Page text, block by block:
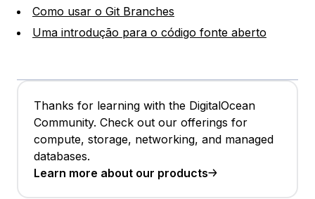
Como usar o Git Branches
Uma introdução para o código fonte aberto
Thanks for learning with the DigitalOcean
Community. Check out our offerings for
compute, storage, networking, and managed
databases.
Learn more about our products